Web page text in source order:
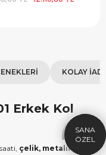
KOLAY
Erkek Kol
çelik, metalik gri
HEDIYE
ÇEKI
İNDİRİM ×
KOPYALA